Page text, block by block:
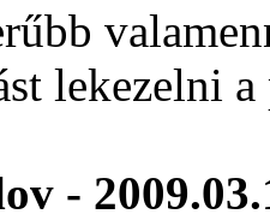
lekezelni
-